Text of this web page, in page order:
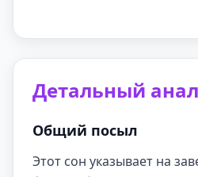
Детальный
Общий посыл
Этот сон указывает на